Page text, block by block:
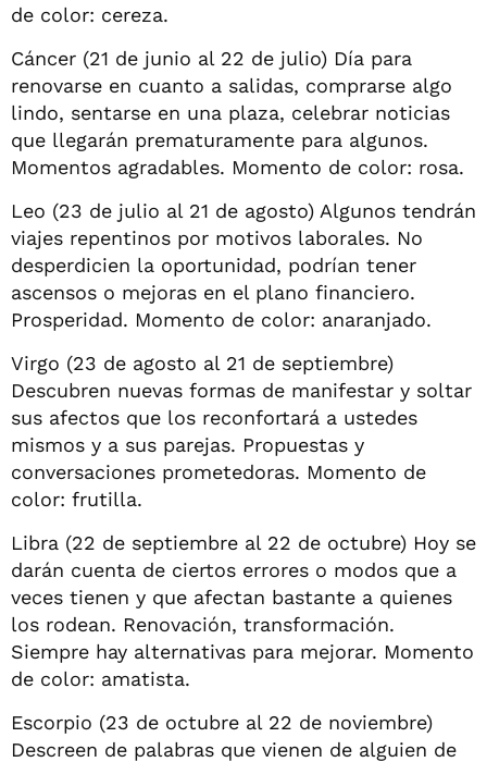
de color: cereza.
Cáncer (21 de junio al 22 de julio) Día para
renovarse en cuanto a salidas, comprarse algo
lindo, sentarse en una plaza, celebrar noticias
que llegarán prematuramente para algunos.
Momentos agradables. Momento de color: rosa.
Leo (23 de julio al 21 de agosto) Algunos tendrán
viajes repentinos por motivos laborales. No
desperdicien la oportunidad, podrían tener
ascensos o mejoras en el plano financiero.
Prosperidad. Momento de color: anaranjado.
Virgo (23 de agosto al 21 de septiembre)
Descubren nuevas formas de manifestar y soltar
sus afectos que los reconfortará a ustedes
mismos y a sus parejas. Propuestas y
conversaciones prometedoras. Momento de
color: frutilla.
Libra (22 de septiembre al 22 de octubre) Hoy se
darán cuenta de ciertos errores o modos que a
veces tienen y que afectan bastante a quienes
los rodean. Renovación, transformación.
Siempre hay alternativas para mejorar. Momento
de color: amatista.
Escorpio (23 de octubre al 22 de noviembre)
Descreen de palabras que vienen de alguien de